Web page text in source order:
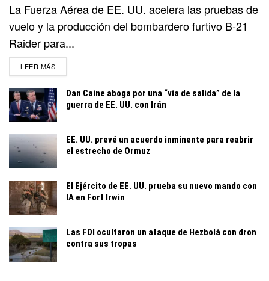
La Fuerza Aérea de EE. UU. acelera las pruebas de
vuelo y la producción del bombardero furtivo B-21
Raider para...
LEER MÁSDETAILS
Dan Caine aboga por una “vía de salida” de la
guerra de EE. UU. con Irán
EE. UU. prevé un acuerdo inminente para reabrir
el estrecho de Ormuz
El Ejército de EE. UU. prueba su nuevo mando con
IA en Fort Irwin
Las FDI ocultaron un ataque de Hezbolá con dron
contra sus tropas